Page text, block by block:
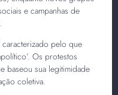
e campanhas de
caracterizado pelo que
Os protestos
baseou sua legitimidade
coletiva.